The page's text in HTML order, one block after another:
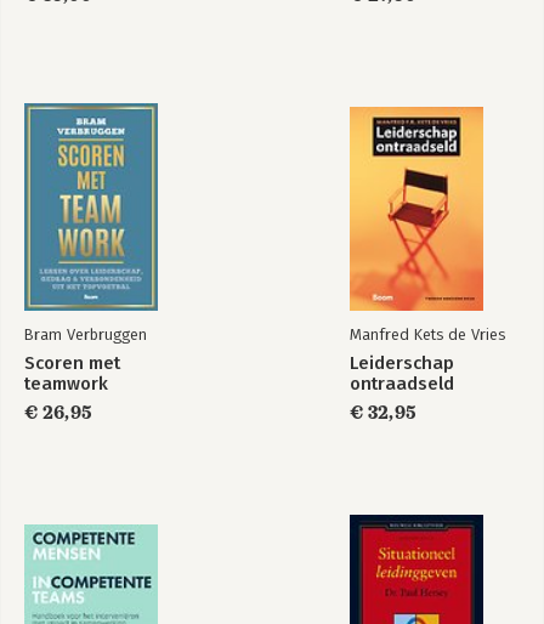
Trainingsachtbaan
Bekijk alle boeken
Bram Verbruggen
Scoren met
teamwork
€ 26,95
Manfred Kets de Vries
Leiderschap
ontraadseld
€ 32,95